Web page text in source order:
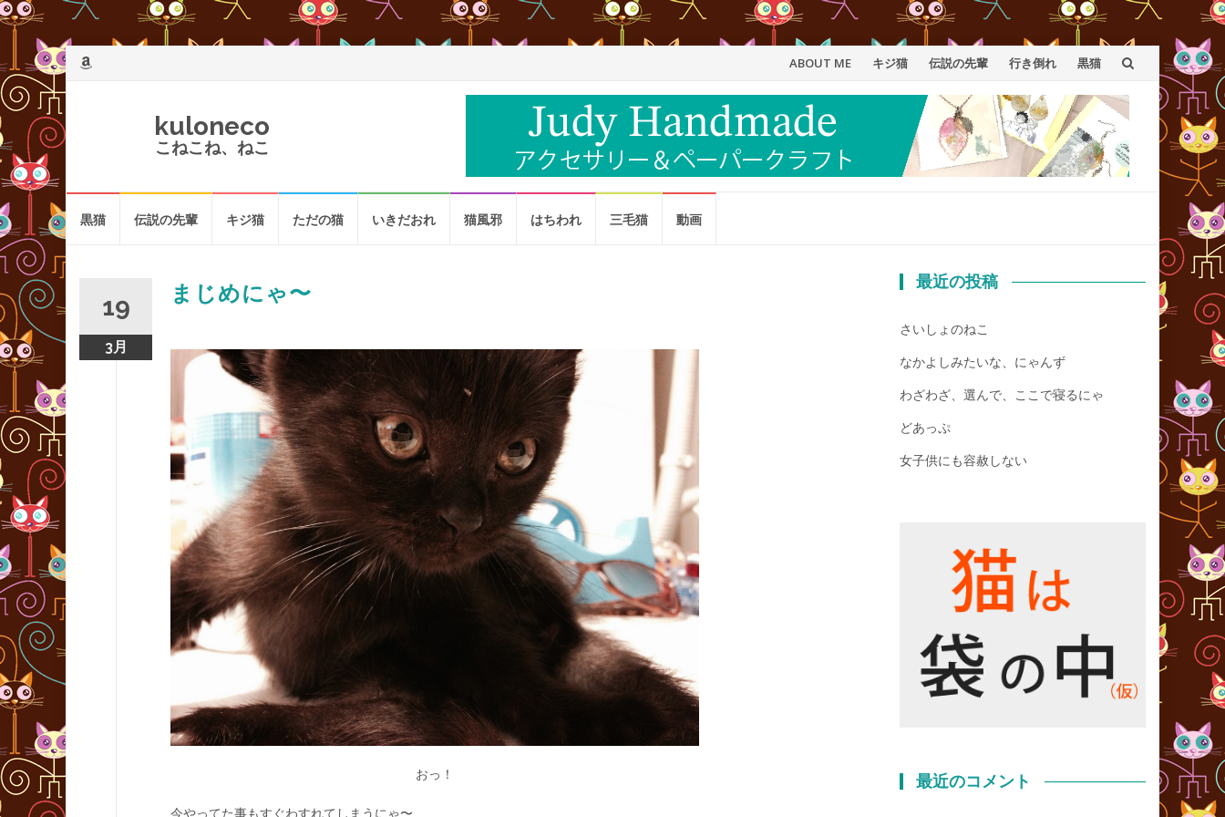
コ
ン
テ
ン
ABOUT ME キジ猫 伝説の先輩 行き倒れ 黒猫
kuloneco
こねこね、ねこ
黒猫 伝説の先輩 キジ猫 ただの猫 いきだおれ 猫風邪 はちわれ 三毛猫 動画
19
3月
まじめにゃ〜
おっ！
今やってた事もすぐわすれてしまうにゃ〜
最近の投稿
さいしょのねこ
なかよしみたいな、にゃんず
わざわざ、選んで、ここで寝るにゃ
どあっぷ
女子供にも容赦しない
最近のコメント